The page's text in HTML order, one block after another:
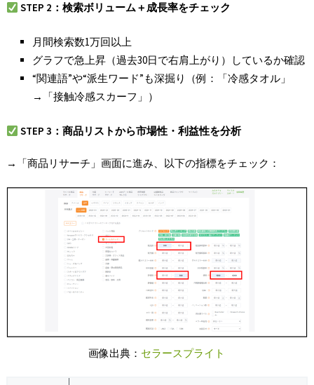
STEP 2：検索ボリューム＋成長率をチェック
月間検索数1万回以上
グラフで急上昇（過去30日で右肩上がり）しているか確認
“関連語”や“派生ワード”も深掘り（例：「冷感タオル」
→「接触冷感スカーフ」）
STEP 3 ：商品リストから市場性・利益性を分析
→「商品リサーチ」画面に進み、以下の指標をチェック：
画像出典： セラースプライト